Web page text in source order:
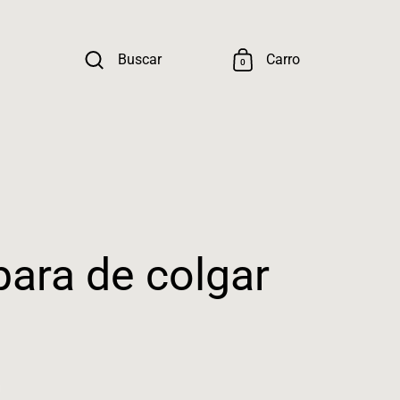
Buscar 0 Carro
de colgar